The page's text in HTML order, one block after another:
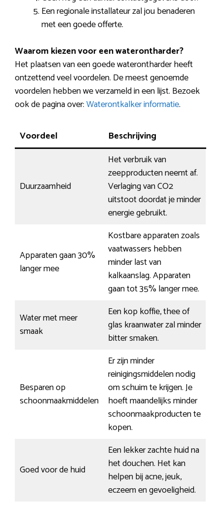
Een regionale installateur zal jou benaderen
met een goede offerte.
Waarom kiezen voor een waterontharder?
Het plaatsen van een goede waterontharder heeft
ontzettend veel voordelen. De meest genoemde
voordelen hebben we verzameld in een lijst. Bezoek
ook de pagina over:Waterontkalker informatie.
Voordeel Beschrijving
Duurzaamheid
Het verbruik van
zeepproducten neemt af.
Verlaging van CO2
uitstoot doordat je minder
energie gebruikt.
Apparaten gaan 30%
langer mee
Kostbare apparaten zoals
vaatwassers hebben
minder last van
kalkaanslag. Apparaten
gaan tot 35% langer mee.
Water met meer
smaak
Een kop koffie, thee of
glas kraanwater zal minder
bitter smaken.
Besparen op
schoonmaakmiddelen
Er zijn minder
reinigingsmiddelen nodig
om schuim te krijgen. Je
hoeft maandelijks minder
schoonmaakproducten te
kopen.
Goed voor de huid
Een lekker zachte huid na
het douchen. Het kan
helpen bij acne, jeuk,
eczeem en gevoeligheid.